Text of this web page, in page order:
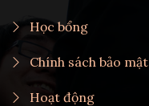
Học bổng
Chính sách bảo mật
Hoạt động